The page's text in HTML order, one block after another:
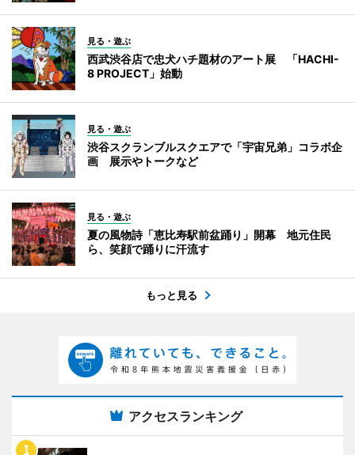
見る・遊ぶ
西武渋谷店で忠犬ハチ題材のアート展 「HACHI-
8 PROJECT」始動
見る・遊ぶ
渋谷スクランブルスクエアで「宇宙兄弟」コラボ企
画 展示やトークなど
見る・遊ぶ
夏の風物詩「恵比寿駅前盆踊り」開幕 地元住民
ら、笑顔で踊りに汗流す
もっと見る
アクセスランキング